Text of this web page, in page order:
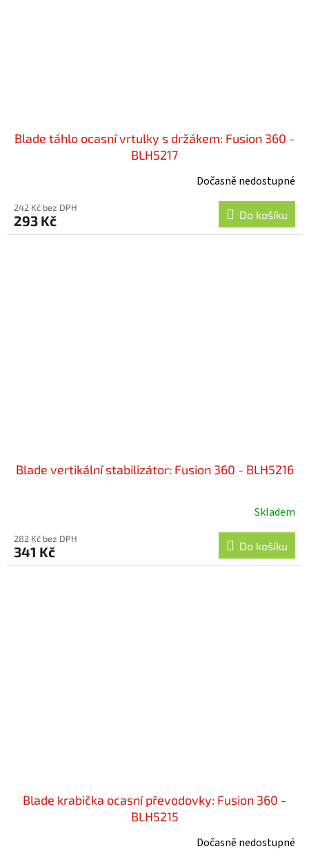
Blade táhlo ocasní vrtulky s držákem: Fusion 360 -
BLH5217
Dočasně nedostupné
242 Kč bez DPH
293 Kč Do košíku
Blade vertikální stabilizátor: Fusion 360 - BLH5216
Skladem
282 Kč bez DPH
341 Kč Do košíku
Blade krabička ocasní převodovky: Fusion 360 -
BLH5215
Dočasně nedostupné